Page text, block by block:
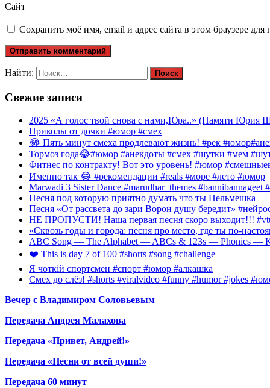
Сайт
Сохранить моё имя, email и адрес сайта в этом браузере
Найти:
Свежие записи
2025 «А голос твой снова с нами,Юра..» (Памяти Юрия
Приколы от дочки #юмор #смех
😂 Пять минут смеха продлевают жизнь! #рек
Тормоз года😂#юмор #анекдоты #смех #шутки #мем
Фитнес по контракту! Вот это уровень! #юмор
Именно так 😂 #рекомендации #reals #море #лето #юмор
Marwadi 3 Sister Dance #marudhar_themes #bannibannageet
Песня под которую приятно думать что ты Пельмешка
Песня «От рассвета до зари Ворон душу бередит»
НЕ ПРОПУСТИ! Наша первая песня скоро выходит!!!
«Сквозь годы и города: песня про место, где ты по-
ABC Song — The Alphabet — ABCs & 123s — Phonics —
❤️ This is day 7 of 100 #shorts #song #challenge
Я чоткій спортсмен #спорт #юмор #алкашка
Смех до слёз! #shorts #viralvideo #funny #humor #jokes
Вечер с Владимиром Соловьевым
Передача Андрея Малахова
Передача «Привет, Андрей!»
Передача «Песни от всей души!»
Передача 60 минут